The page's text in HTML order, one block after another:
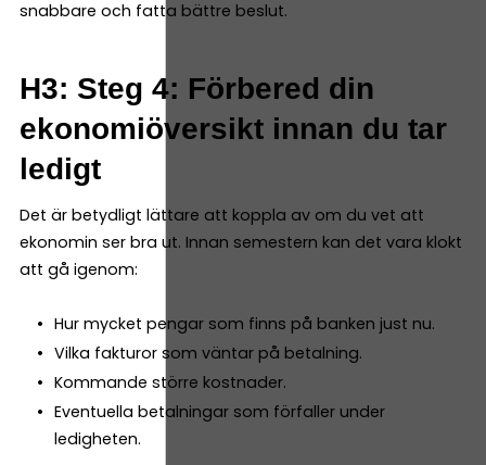
snabbare och fatta bättre beslut.
H3: Steg 4: Förbered din
ekonomiöversikt innan du tar
ledigt
Det är betydligt lättare att koppla av om du vet att
ekonomin ser bra ut. Innan semestern kan det vara klokt
att gå igenom:
Hur mycket pengar som finns på banken just nu.
Vilka fakturor som väntar på betalning.
Kommande större kostnader.
Eventuella betalningar som förfaller under
ledigheten.